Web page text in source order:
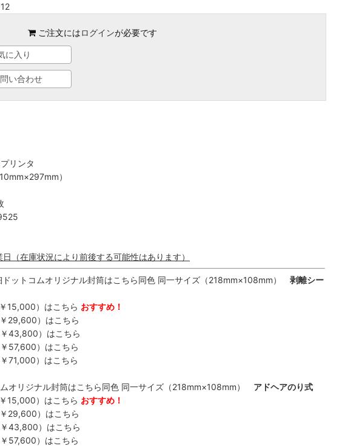
ご注文にはログインが必要です
に入り
い合わせ
リンタ
）
（在庫状況により前後する可能性はあります）
ットコムオリジナル封筒はこちら同色 同一サイズ（218mm×108mm）
剥離シー
15,000）はこちら おすすめ！
29,600）はこちら
43,800）はこちら
57,600）はこちら
71,000）はこちら
オリジナル封筒はこちら同色 同一サイズ（218mm×108mm）
アドヘアのり式
15,000）はこちら おすすめ！
29,600）はこちら
43,800）はこちら
57,600）はこちら